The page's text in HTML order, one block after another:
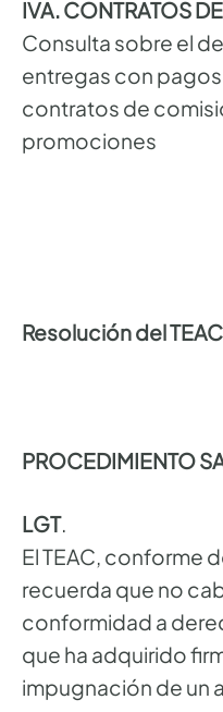
IVA. CONTRATOS
Consulta sobre el
entregas con
contratos de
promociones
Resolución del TEAC
PROCEDIMIENTO
LGT.
El TEAC, conforme
recuerda que no
conformidad a
que ha adquirido
impugnación de un